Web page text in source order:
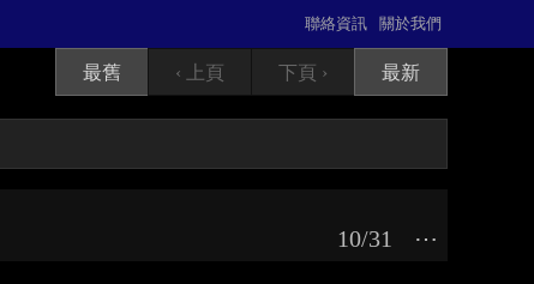
關於我們
聯絡資訊
最舊 ‹ 上頁 下頁 › 最新
⋯
10/31